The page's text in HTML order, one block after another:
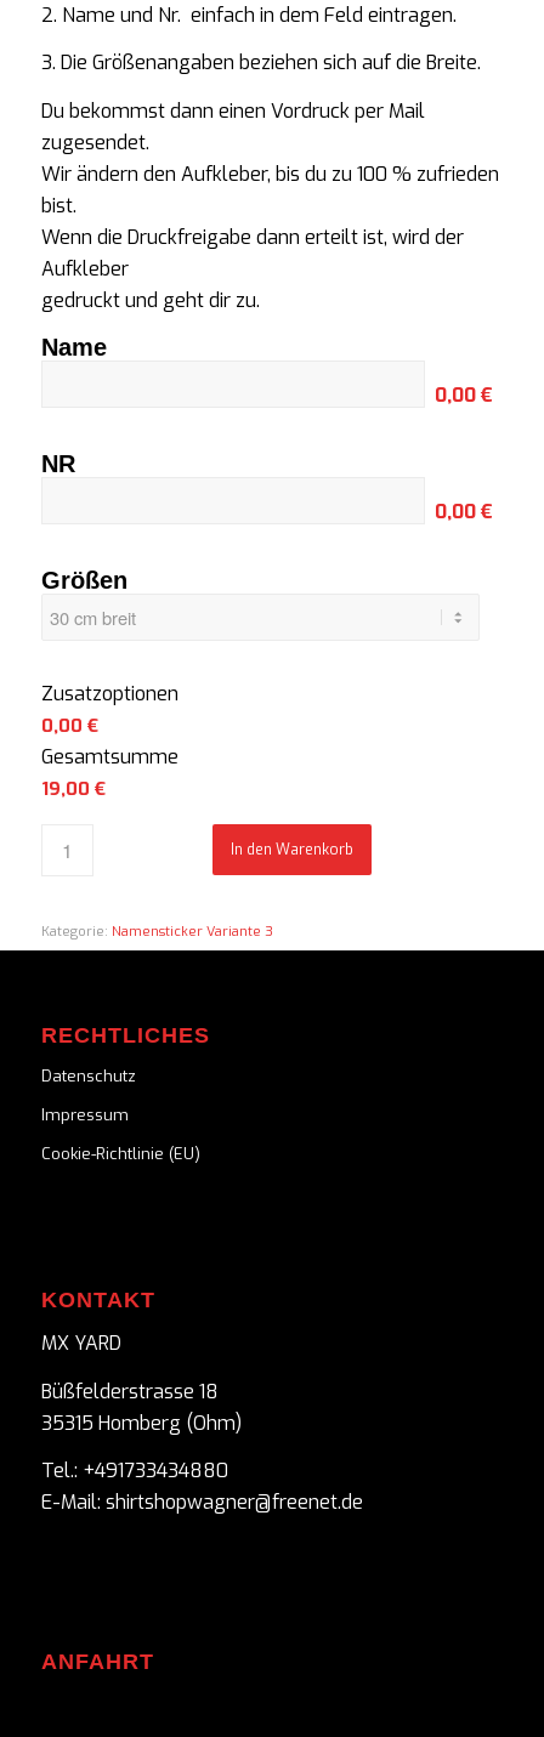
2. Name und Nr. einfach in dem Feld eintragen.
3. Die Größenangaben beziehen sich auf die Breite.
Du bekommst dann einen Vordruck per Mail
zugesendet.
Wir ändern den Aufkleber, bis du zu 100 % zufrieden
bist.
Wenn die Druckfreigabe dann erteilt ist, wird der
Aufkleber
gedruckt und geht dir zu.
Name
0,00 €
NR
0,00 €
Größen
Zusatzoptionen
0,00 €
Gesamtsumme
19,00 €
In den Warenkorb
Kategorie: Namensticker Variante 3
RECHTLICHES
Datenschutz
Impressum
Cookie-Richtlinie (EU)
KONTAKT
MX YARD
Büßfelderstrasse 18
35315 Homberg (Ohm)
Tel.: +491733434880
E-Mail: shirtshopwagner@freenet.de
ANFAHRT